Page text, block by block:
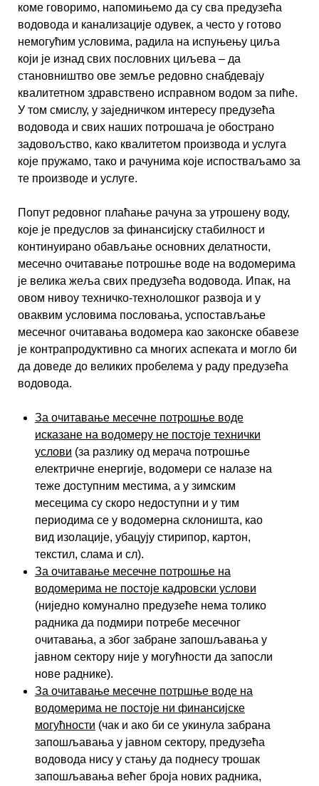
коме говоримо, напомињемо да су сва предузећа
водовода и канализације одувек, а често у готово
немогућим условима, радила на испуњењу циља
који је изнад свих пословних циљева – да
становништво ове земље редовно снабдевају
квалитетном здравствено исправном водом за пиће.
У том смислу, у заједничком интересу предузећа
водовода и свих наших потрошача је обострано
задовољство, како квалитетом производа и услуга
које пружамо, тако и рачунима које испостваљамо за
те производе и услуге.
Попут редовног плаћање рачуна за утрошену воду,
које је предуслов за финансијску стабилност и
континуирано обављање основних делатности,
месечно очитавање потрошње воде на водомерима
је велика жеља свих предузећа водовода. Ипак, на
овом нивоу техничко-технолошког развоја и у
оваквим условима пословања, успостављање
месечног очитавања водомера као законске обавезе
је контрапродуктивно са многих аспеката и могло би
да доведе до великих пробелема у раду предузећа
водовода.
За очитавање месечне потрошње воде
исказане на водомеру не постоје технички
услови (за разлику од мерача потрошње
електричне енергије, водомери се налазе на
теже доступним местима, а у зимским
месецима су скоро недоступни и у тим
периодима се у водомерна склоништа, као
вид изолације, убацују стирипор, картон,
текстил, слама и сл).
За очитавање месечне потрошње на
водомерима не постоје кадровски услови
(ниједно комунално предузеће нема толико
радника да подмири потребе месечног
очитавања, а због забране запошљавања у
јавном сектору није у могућности да запосли
нове раднике).
За очитавање месечне потршње воде на
водомерима не постоје ни финансијске
могућности (чак и ако би се укинула забрана
запошљавања у јавном сектору, предузећа
водовода нису у стању да поднесу трошак
запошљавања већег броја нових радника,